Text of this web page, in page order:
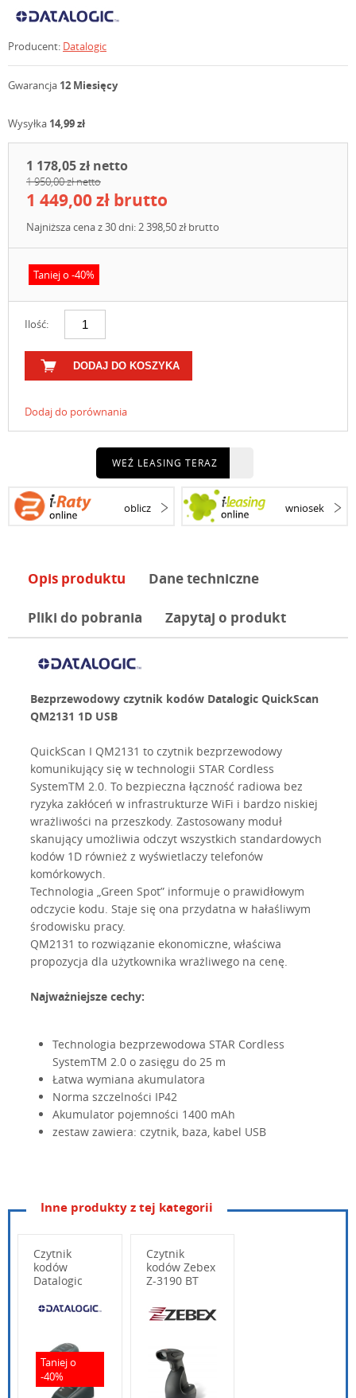
Producent: Datalogic
Gwarancja 12 Miesięcy
Wysyłka 14,99 zł
1 178,05 zł netto
1 950,00 zł netto
1 449,00 zł brutto
Najniższa cena z 30 dni: 2 398,50 zł brutto
Taniej o -40%
Ilość:
DODAJ DO KOSZYKA
Dodaj do porównania
WEŹ LEASING TERAZ
oblicz wniosek
Opis produktu Dane techniczne
Pliki do pobrania Zapytaj o produkt
Bezprzewodowy czytnik kodów Datalogic QuickScan
QM2131 1D USB
QuickScan I QM2131 to czytnik bezprzewodowy
komunikujący się w technologii STAR Cordless
SystemTM 2.0. To bezpieczna łączność radiowa bez
ryzyka zakłóceń w infrastrukturze WiFi i bardzo niskiej
wrażliwości na przeszkody. Zastosowany moduł
skanujący umożliwia odczyt wszystkich standardowych
kodów 1D również z wyświetlaczy telefonów
komórkowych.
Technologia „Green Spot” informuje o prawidłowym
odczycie kodu. Staje się ona przydatna w hałaśliwym
środowisku pracy.
QM2131 to rozwiązanie ekonomiczne, właściwa
propozycja dla użytkownika wrażliwego na cenę.
Najważniejsze cechy:
Technologia bezprzewodowa STAR Cordless
SystemTM 2.0 o zasięgu do 25 m
Łatwa wymiana akumulatora
Norma szczelności IP42
Akumulator pojemności 1400 mAh
zestaw zawiera: czytnik, baza, kabel USB
rodzaj czytnika
źródło światła
sposób wyzwalania odczytu
minimalna szer. elementu kodu
Inne produkty z tej kategorii
Czytnik
kodów
Datalogic
QBT2131
Taniej o
-40%
Czytnik
kodów Zebex
Z-3190 BT